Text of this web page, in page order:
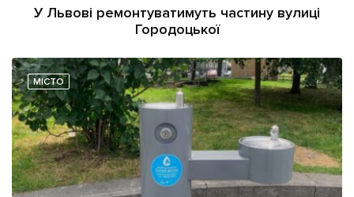
У Львові ремонтуватимуть частину вулиці
Городоцької
МІСТО